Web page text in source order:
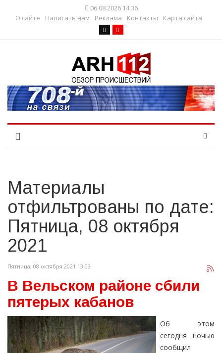
06.08.2026 14:36
О сайте
Написать нам Реклама Контакты Карта сайта
Материалы
отфильтрованы по дате:
Пятница, 08 октября
2021
Пятница, 08 октября 2021 13:03
В Вельском районе сбили
пятерых кабанов
Об этом
сегодня ночью
сообщил